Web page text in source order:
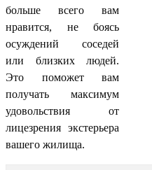
больше всего вам
нравится, не боясь
осуждений соседей
или близких людей.
Это поможет вам
получать максимум
удовольствия от
лицезрения экстерьера
вашего жилища.